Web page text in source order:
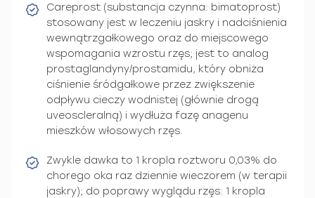
Careprost (substancja czynna: bimatoprost)
stosowany jest w leczeniu jaskry i nadciśnienia
wewnątrzgałkowego oraz do miejscowego
wspomagania wzrostu rzęs; jest to analog
prostaglandyny/prostamidu, który obniża
ciśnienie śródgałkowe przez zwiększenie
odpływu cieczy wodnistej (głównie drogą
uveoscleralną) i wydłuża fazę anagenu
mieszków włosowych rzęs.
Zwykle dawka to 1 kropla roztworu 0,03% do
chorego oka raz dziennie wieczorem (w terapii
jaskry); do poprawy wyglądu rzęs: 1 kropla